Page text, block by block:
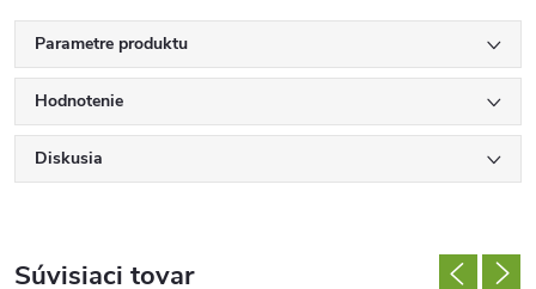
Parametre produktu
Hodnotenie
Diskusia
Súvisiaci tovar